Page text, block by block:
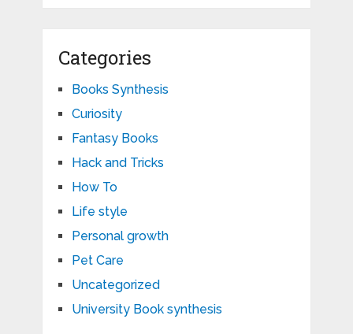
Categories
Books Synthesis
Curiosity
Fantasy Books
Hack and Tricks
How To
Life style
Personal growth
Pet Care
Uncategorized
University Book synthesis